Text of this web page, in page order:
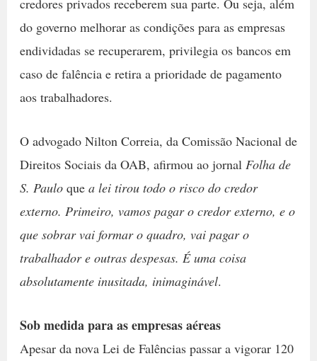
credores privados receberem sua parte. Ou seja, além
do governo melhorar as condições para as empresas
endividadas se recuperarem, privilegia os bancos em
caso de falência e retira a prioridade de pagamento
aos trabalhadores.
O advogado Nilton Correia, da Comissão Nacional de
Direitos Sociais da OAB, afirmou ao jornal Folha de
S. Pauloque a lei tirou todo o risco do credor
externo. Primeiro, vamos pagar o credor externo, e o
que sobrar vai formar o quadro, vai pagar o
trabalhador e outras despesas. É uma coisa
absolutamente inusitada, inimaginável.
Sob medida para as empresas aéreas
Apesar da nova Lei de Falências passar a vigorar 120